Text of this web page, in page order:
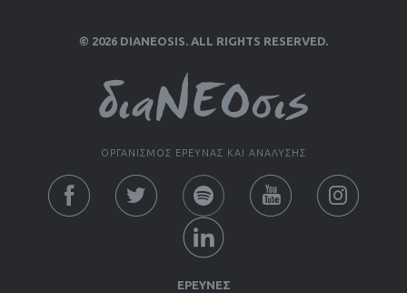
© 2026 DIANEOSIS. ALL RIGHTS RESERVED.
ΟΡΓΑΝΙΣΜΟΣ ΕΡΕΥΝΑΣ ΚΑΙ ΑΝΑΛΥΣΗΣ
ΕΡΕΥΝΕΣ